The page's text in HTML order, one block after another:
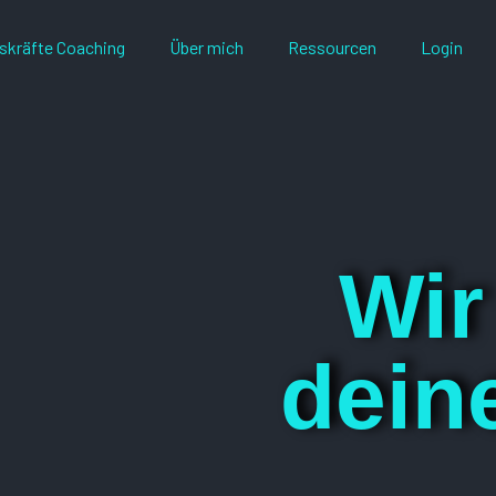
Coaching Über mich Ressourcen Login